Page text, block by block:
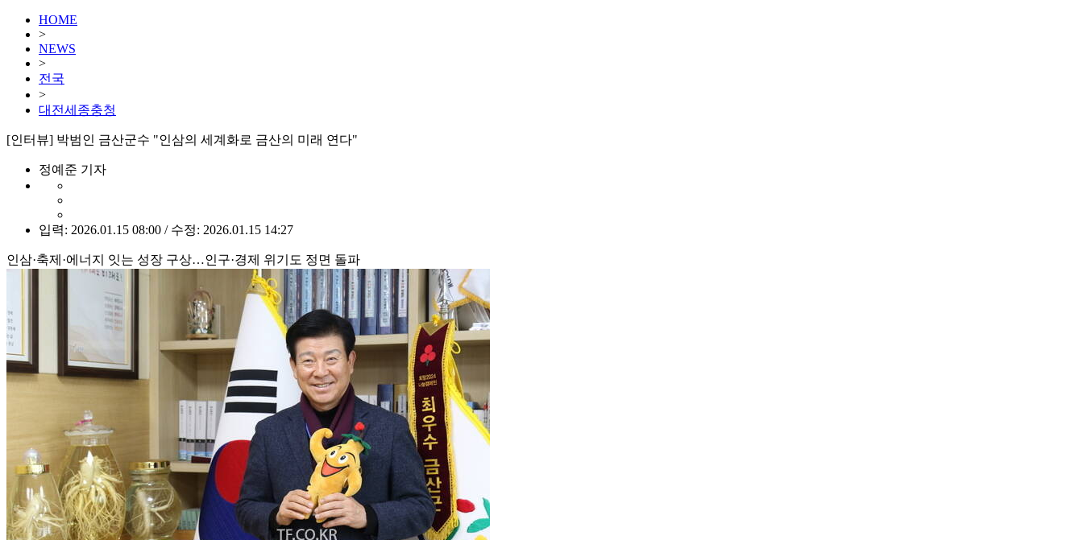
HOME
>
NEWS
>
전국
>
대전세종충청
[인터뷰] 박범인 금산군수 "인삼의 세계화로 금산의 미래 연다"
정예준 기자
입력: 2026.01.15 08:00 / 수정: 2026.01.15 14:27
인삼·축제·에너지 잇는 성장 구상…인구·경제 위기도 정면 돌파